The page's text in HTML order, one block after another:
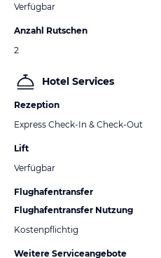
Verfügbar
Anzahl Rutschen
2
Hotel Services
Rezeption
Express Check-In & Check-Out
Lift
Verfügbar
Flughafentransfer
Flughafentransfer Nutzung
Kostenpflichtig
Weitere Serviceangebote